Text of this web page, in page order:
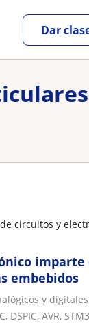
Dar
circuitos y
imparte
embebidos
y
AVR,